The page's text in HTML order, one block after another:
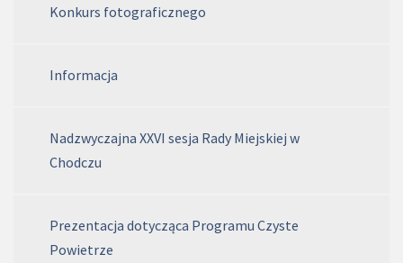
Konkurs fotograficznego
Informacja
Nadzwyczajna XXVI sesja Rady Miejskiej w
Chodczu
Prezentacja dotycząca Programu Czyste
Powietrze